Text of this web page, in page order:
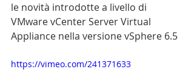
le novità introdotte a livello di
VMware vCenter Server Virtual
Appliance nella versione vSphere 6.5
https://vimeo.com/241371633